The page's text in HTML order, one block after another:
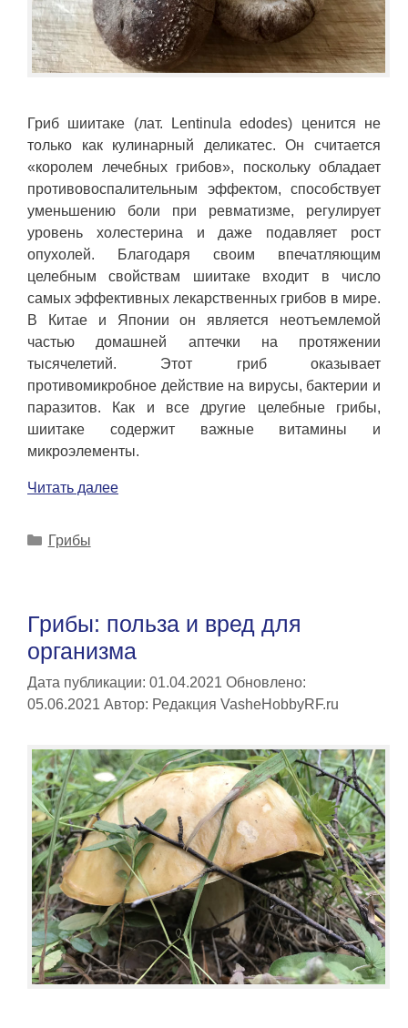
Гриб шиитаке (лат. Lentinula edodes) ценится не
только как кулинарный деликатес. Он считается
«королем лечебных грибов», поскольку обладает
противовоспалительным эффектом, способствует
уменьшению боли при ревматизме, регулирует
уровень холестерина и даже подавляет рост
опухолей. Благодаря своим впечатляющим
целебным свойствам шиитаке входит в число
самых эффективных лекарственных грибов в мире.
В Китае и Японии он является неотъемлемой
частью домашней аптечки на протяжении
тысячелетий. Этот гриб оказывает
противомикробное действие на вирусы, бактерии и
паразитов. Как и все другие целебные грибы,
шиитаке содержит важные витамины и
микроэлементы.
Читать далее
Рубрики
Грибы
Грибы: польза и вред для
организма
Дата публикации: 01.04.2021 Обновлено:
05.06.2021 Автор: Редакция VasheHobbyRF.ru